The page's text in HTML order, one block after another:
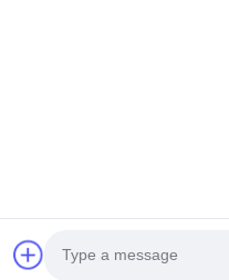
Copyright © 2021-2026